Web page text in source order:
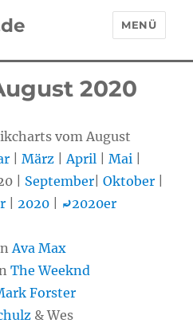
MENÜ
2020
vom August
|März |April |Mai
| September |Oktober
|2020 ⤾2020er
Ava Max
The Weeknd
Forster
& Wes